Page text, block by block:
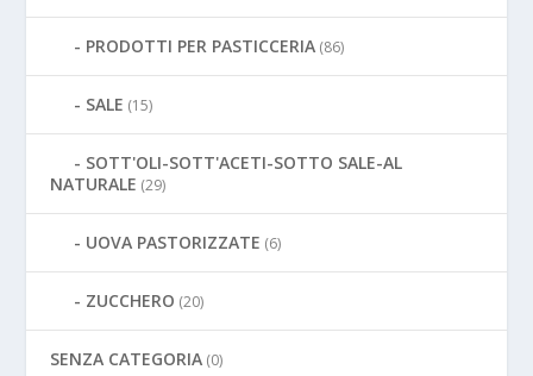
PRODOTTI PER PASTICCERIA (86)
SALE (15)
SOTT'OLI-SOTT'ACETI-SOTTO SALE-AL
NATURALE (29)
UOVA PASTORIZZATE (6)
ZUCCHERO (20)
SENZA CATEGORIA (0)